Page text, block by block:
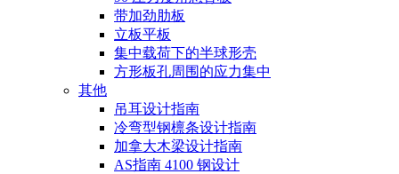
带加劲肋板
立板平板
集中载荷下的半球形壳
方形板孔周围的应力集中
其他
吊耳设计指南
冷弯型钢檩条设计指南
加拿大木梁设计指南
AS指南 4100 钢设计